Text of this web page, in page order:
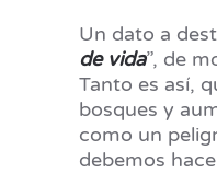
Un dato a
de vida”, de
Tanto es así,
bosques y
como un
debemos